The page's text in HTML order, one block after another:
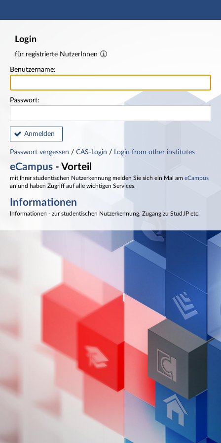
Hauptnavigation
Login
für registrierte NutzerInnen
Benutzername:
Passwort:
Anmelden
Passwort vergessen / CAS-Login / Login from other institutes
eCampus - Vorteil
mit Ihrer studentischen Nutzerkennung melden Sie sich ein Mal am eCampus
an und haben Zugriff auf alle wichtigen Services.
Informationen
Informationen - zur studentischen Nutzerkennung, Zugang zu Stud.IP etc.